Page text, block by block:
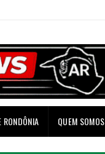
QUEM SOMOS